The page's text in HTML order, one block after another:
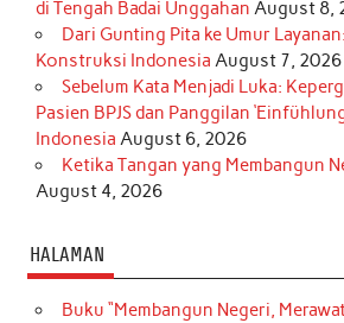
di Tengah Badai Unggahan August 8,
Dari Gunting Pita ke Umur
Konstruksi Indonesia August 7, 2026
Sebelum Kata Menjadi Luka:
Pasien BPJS dan Panggilan
Indonesia August 6, 2026
Ketika Tangan yang Membangun
August 4, 2026
HALAMAN
Buku “Membangun Negeri,